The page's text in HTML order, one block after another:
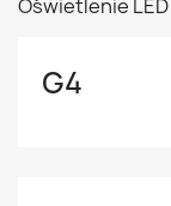
Oświetlenie LED
G4